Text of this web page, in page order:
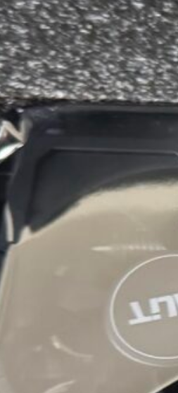
購入
まサイトみてたらグラボの在庫